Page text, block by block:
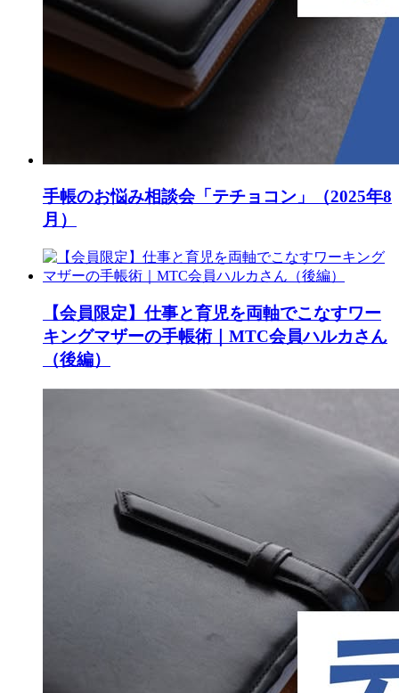
手帳のお悩み相談会「テチョコン」（2025年8
月）
【会員限定】仕事と育児を両軸でこなすワー
キングマザーの手帳術｜MTC会員ハルカさん
（後編）